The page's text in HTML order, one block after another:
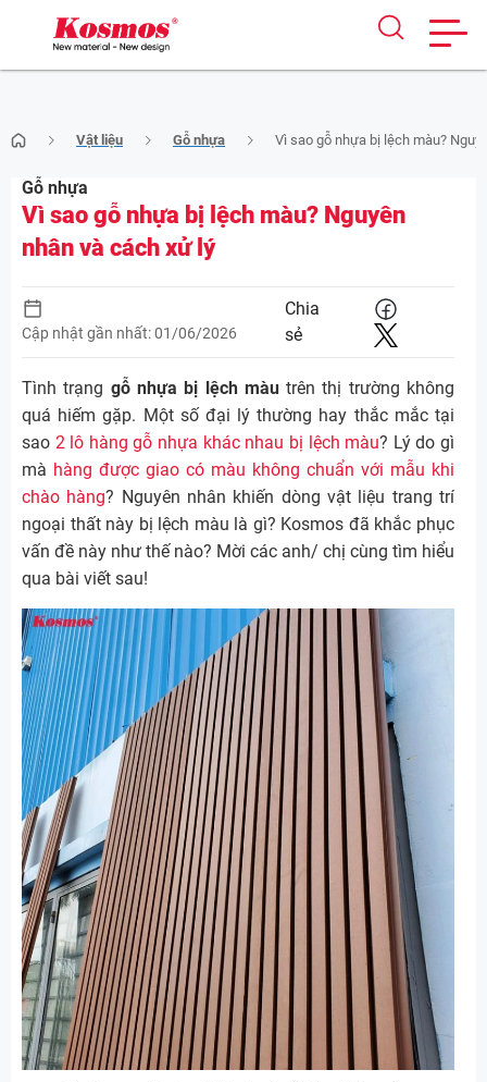
to
content
Vật liệu Gỗ nhựa Vì sao gỗ nhựa bị lệch màu?
Gỗ nhựa
Vì sao gỗ nhựa bị lệch màu? Nguyên
nhân và cách xử lý
Cập nhật gần nhất: 01/06/2026
Chia
sẻ
Tình trạng gỗ nhựa bị lệch màutrên thị trường không
quá hiếm gặp. Một số đại lý thường hay thắc mắc tại
sao 2 lô hàng gỗ nhựa khác nhau bị lệch màu? Lý do gì
mà hàng được giao có màu không chuẩn với mẫu khi
chào hàng? Nguyên nhân khiến dòng vật liệu trang trí
ngoại thất này bị lệch màu là gì? Kosmos đã khắc phục
vấn đề này như thế nào? Mời các anh/ chị cùng tìm hiểu
qua bài viết sau!